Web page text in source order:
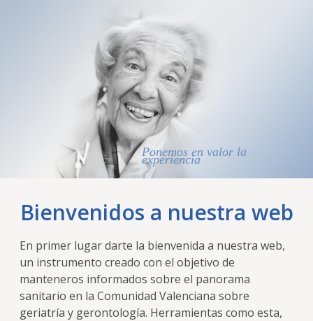
Ponemos en valor la
experiencia
Bienvenidos a nuestra web
En primer lugar darte la bienvenida a nuestra web,
un instrumento creado con el objetivo de
manteneros informados sobre el panorama
sanitario en la Comunidad Valenciana sobre
geriatría y gerontología. Herramientas como esta,